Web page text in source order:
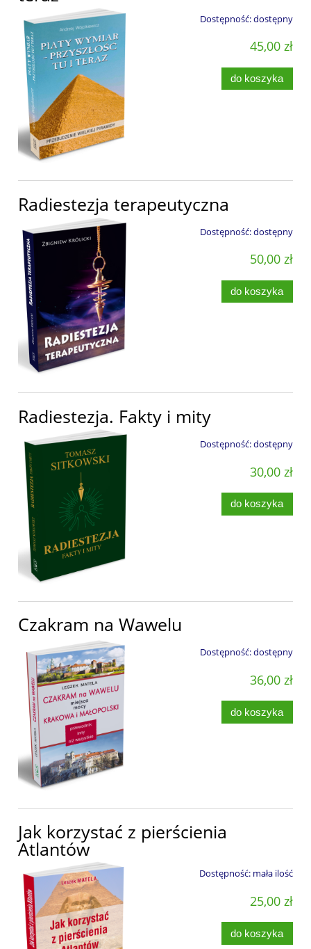
Dostępność:dostępny
45,00 zł
do koszyka
Radiestezja terapeutyczna
Dostępność:dostępny
50,00 zł
do koszyka
Radiestezja. Fakty i mity
Dostępność:dostępny
30,00 zł
do koszyka
Czakram na Wawelu
Dostępność:dostępny
36,00 zł
do koszyka
Jak korzystać z pierścienia
Atlantów
Dostępność: mała ilość
25,00 zł
do koszyka